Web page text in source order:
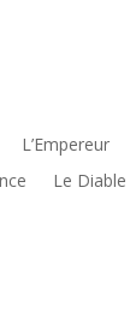
L’Empereur
Le Diable